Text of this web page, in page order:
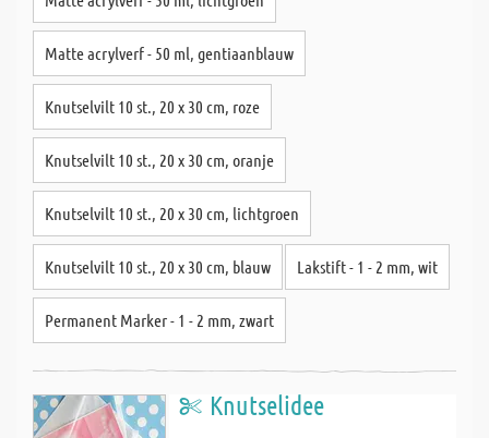
Matte acrylverf - 50 ml, gentiaanblauw
Knutselvilt 10 st., 20 x 30 cm, roze
Knutselvilt 10 st., 20 x 30 cm, oranje
Knutselvilt 10 st., 20 x 30 cm, lichtgroen
Knutselvilt 10 st., 20 x 30 cm, blauw Lakstift - 1 - 2 mm, wit
Permanent Marker - 1 - 2 mm, zwart
Knutselidee